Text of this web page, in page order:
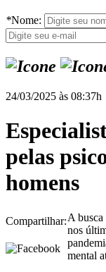
*Nome:
24/03/2025 às 08:37h
pelas
homens
Compartilhar:A busca
nos
mental